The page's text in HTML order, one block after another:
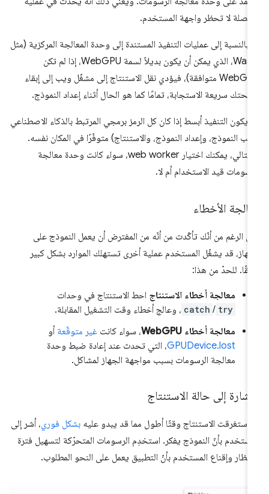
لا تحظر واجهة المستخدم.
بالنسبة إلى عمليات التنفيذ المستندة إلى وحدة المعالجة المركزية (مثل
Wasm، الذي يمكن أن يكون بديلاً لسمة WebGPU، إذا لم تكن
WebGPU متوافقة)، فيؤدي نقل الاستنتاج إلى مشغّل ويب إلى إبقاء
سريعة الاستجابة، تمامًا كما هو الحال أثناء إعداد النموذج.
يكون التنفيذ أبسط إذا كان كل الرمز برمجي المرتبط بالذكاء الاصطناعي
النموذج، وإعداد النموذج، والاستنتاج) متوفّرًا في المكان نفسه.
وبالتالي، يمكنك اختيار web worker، سواء كانت وحدة معالجة
قيد الاستخدام أم لا.
الأخطاء
الرغم من أنّك تأكّدت من أنّه من المفترض أن يعمل النموذج على
قد يشغّل المستخدم عملية أخرى تستهلك الموارد بشكل كبير
للحدّ من هذا:
معالجة أخطاء الاستنتاجاحط الاستنتاج في وحدات
try
/
catch ، وعالج أخطاء وقت التشغيل المقابلة.
معالجة أخطاء WebGPU
، سواء كانتغير متوقّعةأو
GPUDevice.lost، التي تحدث عند إعادة ضبط وحدة
معالجة الرسومات بسبب مواجهة الجهاز لمشاكل.
إلى حالة الاستنتاج
استغرقت الاستنتاج وقتًا أطول مما قد يبدو عليهبشكل فوري، أشر إلى
بأنّ النموذج يفكر. استخدِم الرسومات المتحرّكة لتسهيل فترة
وإقناع المستخدم بأنّ التطبيق يعمل على النحو المطلوب.